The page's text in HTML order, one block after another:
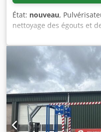
État: nouveau,
nettoyage des égouts et
poussière, etc. sur et
de force ou hydraulique.
utilisation sur tracteur,
Entièrement adapté à
Codpoygnvxsfx Am Uerf